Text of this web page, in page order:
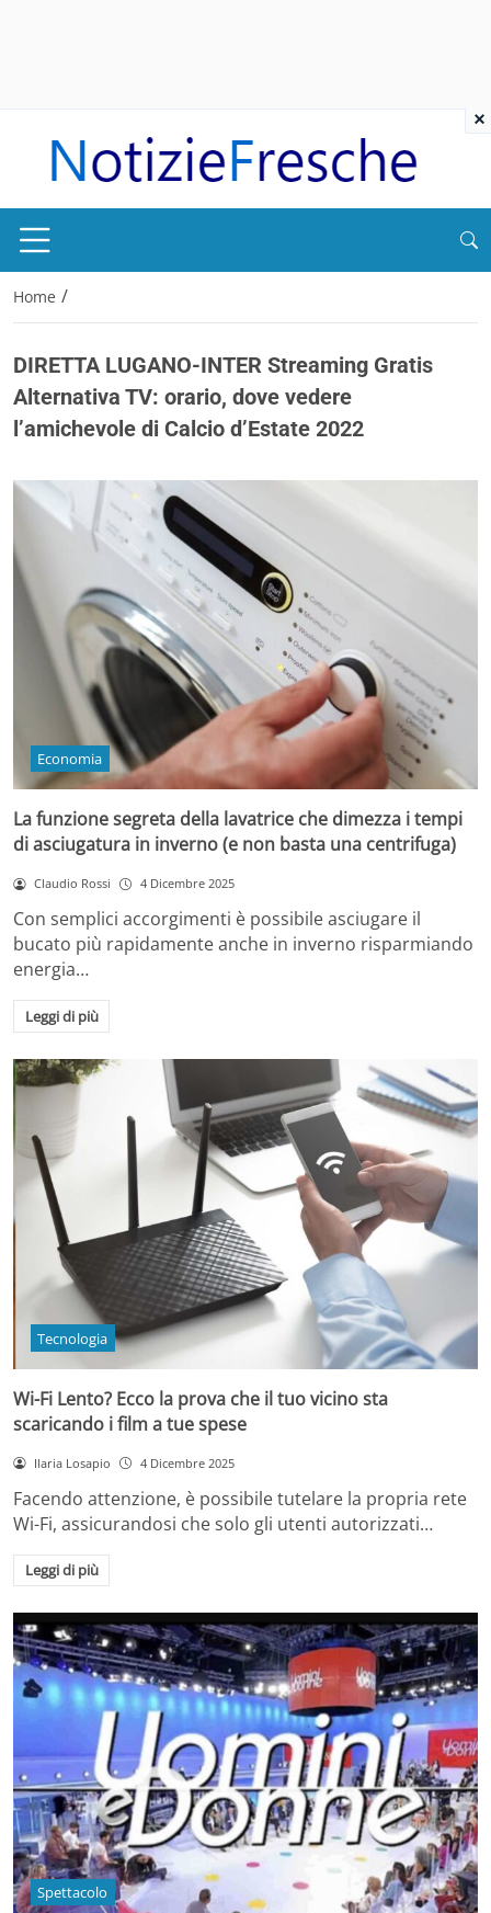
Home /
DIRETTA LUGANO-INTER Streaming Gratis
Alternativa TV: orario, dove vedere
l’amichevole di Calcio d’Estate 2022
Economia
La funzione segreta della lavatrice che dimezza i tempi
di asciugatura in inverno (e non basta una centrifuga)
Claudio Rossi 4 Dicembre 2025
Con semplici accorgimenti è possibile asciugare il
bucato più rapidamente anche in inverno risparmiando
energia…
Leggi di più
Tecnologia
Wi-Fi Lento? Ecco la prova che il tuo vicino sta
scaricando i film a tue spese
Ilaria Losapio 4 Dicembre 2025
Facendo attenzione, è possibile tutelare la propria rete
Wi-Fi, assicurandosi che solo gli utenti autorizzati…
Leggi di più
Spettacolo
×